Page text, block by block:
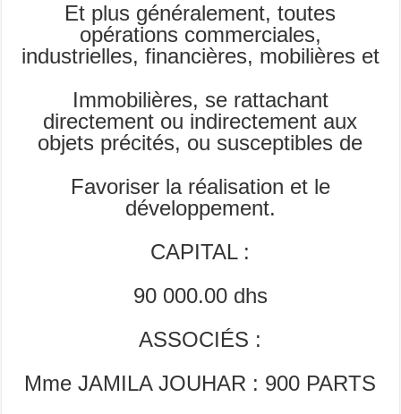
Et plus généralement, toutes
opérations commerciales,
industrielles, financières, mobilières et
Immobilières, se rattachant
directement ou indirectement aux
objets précités, ou susceptibles de
Favoriser la réalisation et le
développement.
CAPITAL :
90 000.00 dhs
ASSOCIÉS :
Mme JAMILA JOUHAR : 900 PARTS